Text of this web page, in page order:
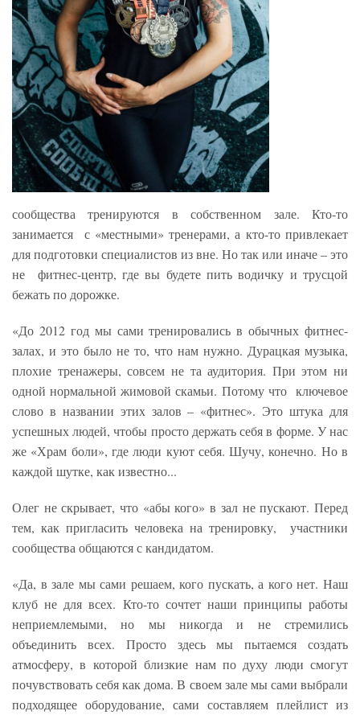
сообщества тренируются в собственном зале. Кто-то
занимается с «местными» тренерами, а кто-то привлекает
для подготовки специалистов из вне. Но так или иначе – это
не фитнес-центр, где вы будете пить водичку и трусцой
бежать по дорожке.
«До 2012 год мы сами тренировались в обычных фитнес-
залах, и это было не то, что нам нужно. Дурацкая музыка,
плохие тренажеры, совсем не та аудитория. При этом ни
одной нормальной жимовой скамьи. Потому что ключевое
слово в названии этих залов – «фитнес». Это штука для
успешных людей, чтобы просто держать себя в форме. У нас
же «Храм боли», где люди куют себя. Шучу, конечно. Но в
каждой шутке, как известно...
Олег не скрывает, что «абы кого» в зал не пускают. Перед
тем, как пригласить человека на тренировку, участники
сообщества общаются с кандидатом.
«Да, в зале мы сами решаем, кого пускать, а кого нет. Наш
клуб не для всех. Кто-то сочтет наши принципы работы
неприемлемыми, но мы никогда и не стремились
объединить всех. Просто здесь мы пытаемся создать
атмосферу, в которой близкие нам по духу люди смогут
почувствовать себя как дома. В своем зале мы сами выбрали
подходящее оборудование, сами составляем плейлист из